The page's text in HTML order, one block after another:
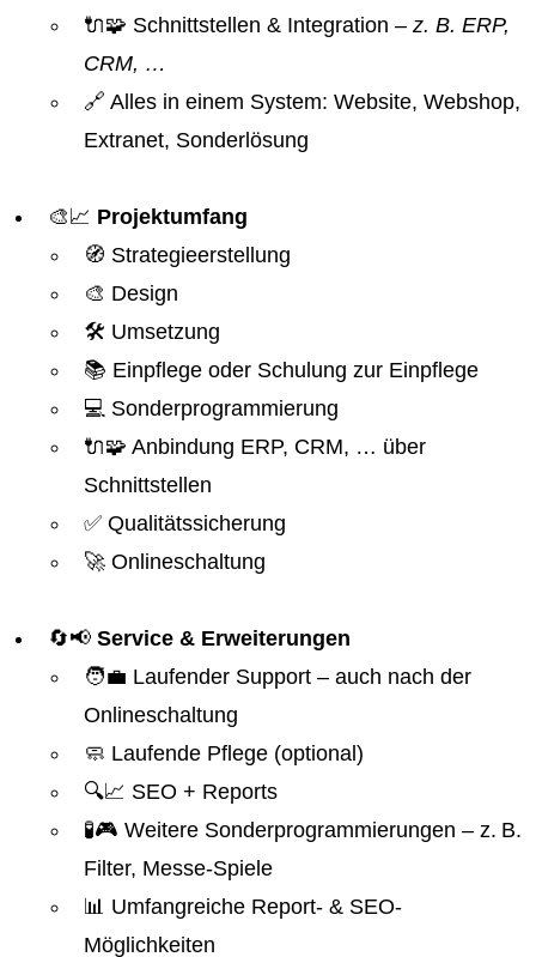
🔌🧩 Schnittstellen & Integration – z. B. ERP,
CRM, …
🔗 Alles in einem System: Website, Webshop,
Extranet, Sonderlösung
🎨📈 Projektumfang
🧭 Strategieerstellung
🎨 Design
🛠️ Umsetzung
📚 Einpflege oder Schulung zur Einpflege
💻 Sonderprogrammierung
🔌🧩 Anbindung ERP, CRM, … über
Schnittstellen
✅ Qualitätssicherung
🚀 Onlineschaltung
🔄📢 Service & Erweiterungen
🧑‍💼 Laufender Support – auch nach der
Onlineschaltung
🧼 Laufende Pflege (optional)
🔍📈 SEO + Reports
🧪🎮 Weitere Sonderprogrammierungen – z. B.
Filter, Messe-Spiele
📊 Umfangreiche Report- & SEO-
Möglichkeiten